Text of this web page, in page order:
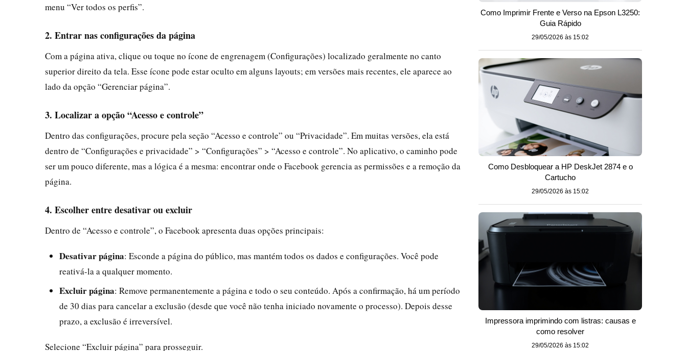
menu “Ver todos os perfis”.
2. Entrar nas configurações da página
Com a página ativa, clique ou toque no ícone de engrenagem (Configurações) localizado geralmente no canto
superior direito da tela. Esse ícone pode estar oculto em alguns layouts; em versões mais recentes, ele aparece ao
lado da opção “Gerenciar página”.
3. Localizar a opção “Acesso e controle”
Dentro das configurações, procure pela seção “Acesso e controle” ou “Privacidade”. Em muitas versões, ela está
dentro de “Configurações e privacidade” > “Configurações” > “Acesso e controle”. No aplicativo, o caminho pode
ser um pouco diferente, mas a lógica é a mesma: encontrar onde o Facebook gerencia as permissões e a remoção da
página.
4. Escolher entre desativar ou excluir
Dentro de “Acesso e controle”, o Facebook apresenta duas opções principais:
Desativar página: Esconde a página do público, mas mantém todos os dados e configurações. Você pode
reativá-la a qualquer momento.
Excluir página: Remove permanentemente a página e todo o seu conteúdo. Após a confirmação, há um período
de 30 dias para cancelar a exclusão (desde que você não tenha iniciado novamente o processo). Depois desse
prazo, a exclusão é irreversível.
Selecione “Excluir página” para prosseguir.
Como Imprimir Frente e Verso na Epson L3250:
Guia Rápido
29/05/2026 às 15:02
Como Desbloquear a HP DeskJet 2874 e o
Cartucho
29/05/2026 às 15:02
Impressora imprimindo com listras: causas e
como resolver
29/05/2026 às 15:02